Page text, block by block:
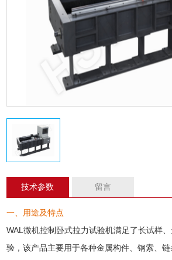
技术参数 留言
一、用途及特点
WAL微机控制卧式拉力试验机满足了长试样
验 ，该产品主要用于各种金属构件、钢索、